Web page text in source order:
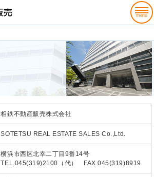
相鉄不動産販売株式会社
SOTETSU REAL ESTATE SALES Co.,Ltd.
横浜市西区北幸二丁目9番14号
TEL.045(319)2100（代） FAX.045(319)8919